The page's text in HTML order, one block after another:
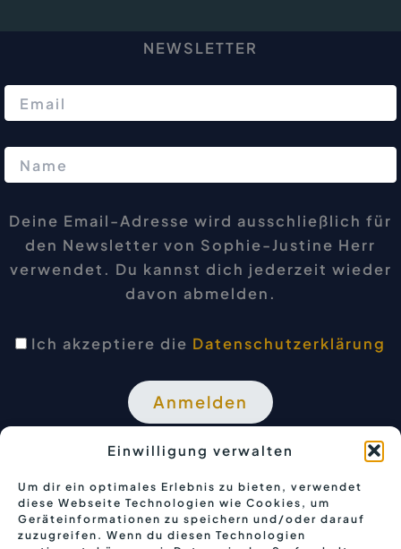
Einwilligung verwalten
Um dir ein optimales Erlebnis zu bieten, verwendet
diese Webseite Technologien wie Cookies, um
Geräteinformationen zu speichern und/oder darauf
zuzugreifen. Wenn du diesen Technologien
NEWSLETTER
Deine Email-Adresse wird ausschließlich für
den Newsletter von Sophie-Justine Herr
verwendet. Du kannst dich jederzeit wieder
davon abmelden.
Ich akzeptiere die Datenschutzerklärung